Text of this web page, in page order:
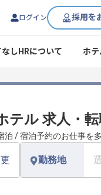
ログイン 採用を
なしHRについて ホ
テル 求人・
/ 宿泊予約のお仕事を
勤務地